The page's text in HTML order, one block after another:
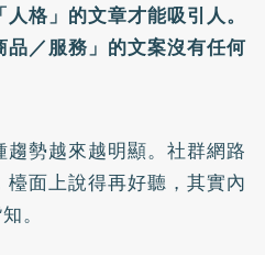
格」的文章才能吸引人。
／服務」的文案沒有任何
勢越來越明顯。社群網路
面上說得再好聽，其實內
。